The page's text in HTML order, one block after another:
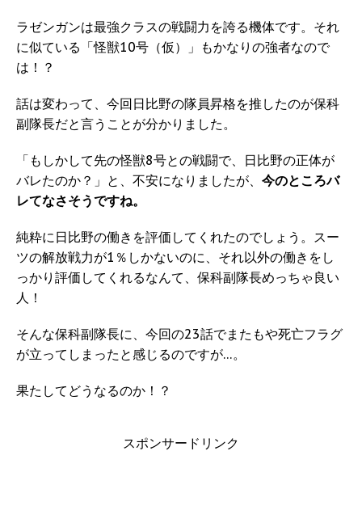
ラゼンガンは最強クラスの戦闘力を誇る機体です。それ
に似ている「怪獣10号（仮）」もかなりの強者なので
は！？
話は変わって、今回日比野の隊員昇格を推したのが保科
副隊長だと言うことが分かりました。
「もしかして先の怪獣8号との戦闘で、日比野の正体が
バレたのか？」と、不安になりましたが、 今のところバ
レてなさそうですね。
純粋に日比野の働きを評価してくれたのでしょう。スー
ツの解放戦力が1％しかないのに、それ以外の働きをし
っかり評価してくれるなんて、保科副隊長めっちゃ良い
人！
そんな保科副隊長に、今回の23話でまたもや死亡フラグ
が立ってしまったと感じるのですが…。
果たしてどうなるのか！？
スポンサードリンク